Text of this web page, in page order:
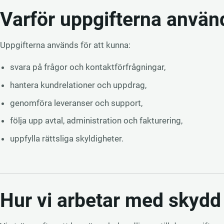
Varför uppgifterna
Uppgifterna används för att kunna:
svara på frågor och kontaktförfrågningar,
hantera kundrelationer och uppdrag,
genomföra leveranser och support,
följa upp avtal, administration och fakturering,
uppfylla rättsliga skyldigheter.
Hur vi arbetar med skydd